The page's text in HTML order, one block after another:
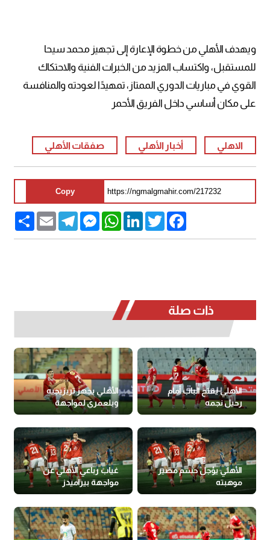
ويهدف الأهلي من خطوة الإعارة إلى تجهيز محمد سيحا
للمستقبل، واكتساب المزيد من الخبرات الفنية والاحتكاك
القوي في مباريات الدوري الممتاز، تمهيدًا لعودته والمنافسة
على مكان أساسي داخل الفريق الأحمر
الاهلي أخبار الأهلي صفقات الأهلي
Copy
Share Email
TelegramMessengerWhatsAppLinkedInTwitter
Facebook
ذات صلة
الأهلي يفتح الباب أمام
رحيل نجمه
الأهلي يجهز تريزيجيه
وبلعمري لمواجهة
المصري
الأهلي يؤجل حسم مصير
موهبته
غياب رباعي الأهلي عن
مواجهة بيراميدز